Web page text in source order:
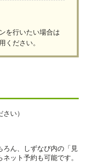
を行いたい場合は
ください。
い）
ろん、しずなび内の「見
ット予約も可能です。